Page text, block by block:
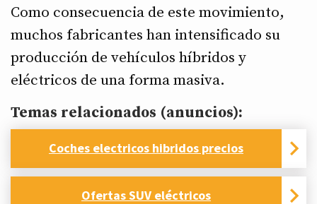
Como consecuencia de este movimiento,
muchos fabricantes han intensificado su
producción de vehículos híbridos y
eléctricos de una forma masiva.
Temas relacionados (anuncios):
Coches electricos hibridos precios
Ofertas SUV eléctricos